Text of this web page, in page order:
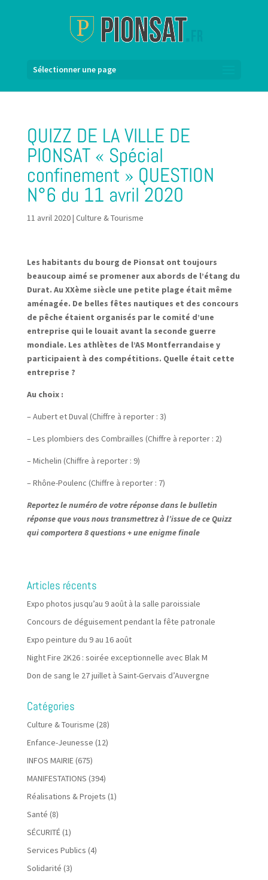
Sélectionner une page
QUIZZ DE LA VILLE DE
PIONSAT « Spécial
confinement » QUESTION
N°6 du 11 avril 2020
11 avril 2020| Culture & Tourisme
Les habitants du bourg de Pionsat ont toujours
beaucoup aimé se promener aux abords de l’étang du
Durat. Au XXème siècle une petite plage était même
aménagée. De belles fêtes nautiques et des concours
de pêche étaient organisés par le comité d’une
entreprise qui le louait avant la seconde guerre
mondiale. Les athlètes de l’AS Montferrandaise y
participaient à des compétitions. Quelle était cette
entreprise ?
Au choix :
– Aubert et Duval (Chiffre à reporter : 3)
– Les plombiers des Combrailles (Chiffre à reporter : 2)
– Michelin (Chiffre à reporter : 9)
– Rhône-Poulenc (Chiffre à reporter : 7)
Reportez le numéro de votre réponse dans le bulletin
réponse que vous nous transmettrez à l’issue de ce Quizz
qui comportera 8 questions + une enigme finale
Articles récents
Expo photos jusqu’au 9 août à la salle paroissiale
Concours de déguisement pendant la fête patronale
Expo peinture du 9 au 16 août
Night Fire 2K26 : soirée exceptionnelle avec Blak M
Don de sang le 27 juillet à Saint-Gervais d’Auvergne
Catégories
Culture & Tourisme (28)
Enfance-Jeunesse (12)
INFOS MAIRIE(675)
MANIFESTATIONS (394)
Réalisations & Projets (1)
Santé (8)
SÉCURITÉ(1)
Services Publics (4)
Solidarité (3)